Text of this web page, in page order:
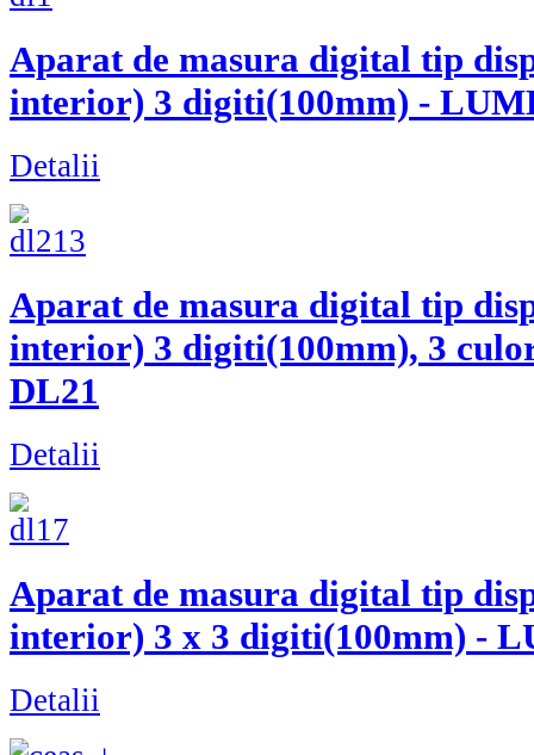
Aparat de masura digital tip
interior) 3 digiti(100mm) -
Detalii
Aparat de masura digital tip
interior) 3 digiti(100mm), 3
DL21
Detalii
Aparat de masura digital tip
interior) 3 x 3 digiti(100mm) -
Detalii